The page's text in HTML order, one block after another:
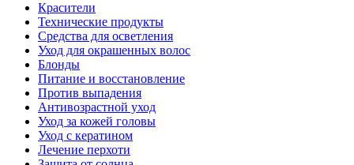
Красители
Технические продукты
Средства для осветления
Уход для окрашенных волос
Блонды
Питание и восстановление
Против выпадения
Антивозрастной уход
Уход за кожей головы
Уход с кератином
Лечение перхоти